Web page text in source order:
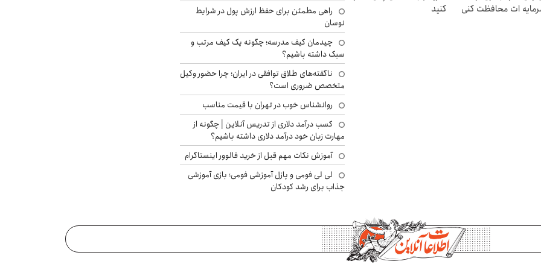
ات محافظت کنی
کنید
راهی مطمئن برای حفظ ارزش پول در شرایط
نوسان
چیدمان کیف مدرسه؛ چگونه یک کیف مرتب و
سبک داشته باشیم؟
ناگفته‌های طلاق توافقی در ایران؛ چرا حضور وکیل
متخصص ضروری است؟
روانشناس خوب در تهران با قیمت مناسب
کسب درآمد دلاری از تدریس آنلاین | چگونه از
مهارت زبان خود درآمد دلاری داشته باشیم؟
آموزش نکات مهم قبل از خرید فالوور اینستاگرام
لی لی فومی و پازل آموزشی فومی؛ بازی آموزشی
جذاب برای رشد کودکان